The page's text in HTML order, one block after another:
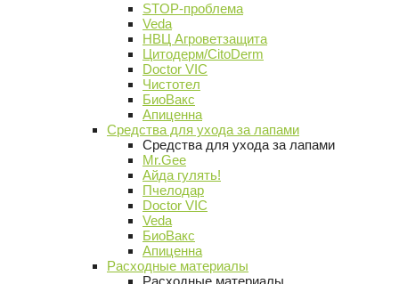
STOP-проблема
Veda
НВЦ Агроветзащита
Цитодерм/CitoDerm
Doctor VIC
Чистотел
БиоВакс
Апиценна
Средства для ухода за лапами
Средства для ухода за лапами
Mr.Gee
Айда гулять!
Пчелодар
Doctor VIC
Veda
БиоВакс
Апиценна
Расходные материалы
Расходные материалы